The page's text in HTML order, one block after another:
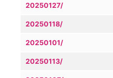
20250127/
20250118/
20250101/
20250113/